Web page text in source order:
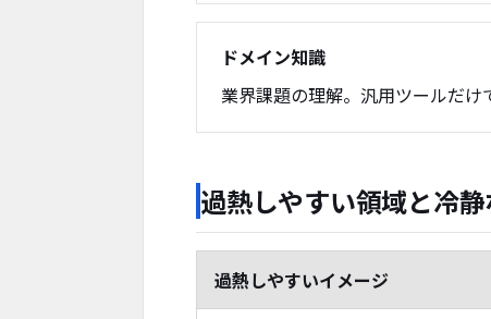
ドメイン知識
業界課題の理解。汎用ツールだけ
過熱しやすい領域と冷
過熱しやすいイメージ